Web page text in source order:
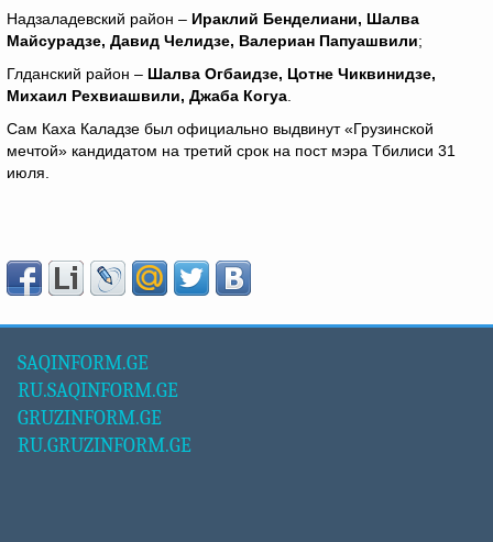
Надзаладевский район – Ираклий Бенделиани, Шалва
Майсурадзе, Давид Челидзе, Валериан Папуашвили;
Глданский район – Шалва Огбаидзе, Цотне Чиквинидзе,
Михаил Рехвиашвили, Джаба Когуа
Сам Каха Каладзе был официально выдвинут «Грузинской
мечтой» кандидатом на третий срок на пост мэра Тбилиси 31
июля.
SAQINFORM.GE
RU.SAQINFORM.GE
GRUZINFORM.GE
RU.GRUZINFORM.GE